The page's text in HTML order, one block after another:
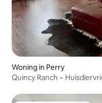
Woning in Perry
Quincy Ranch ~